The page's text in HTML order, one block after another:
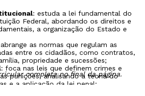
: estuda a lei fundamental do
Federal, abordando os direitos e
a organização do Estado e
as normas que regulam as
entre os cidadãos, como contratos,
propriedade e sucessões;
: foca nas leis que definem crimes e
punições, analisando a teoria do
e a aplicação da lei penal;
(Civil e Penal)
completa no final da página.